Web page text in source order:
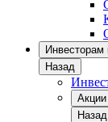
Инвесторам
Назад
Акции
Назад